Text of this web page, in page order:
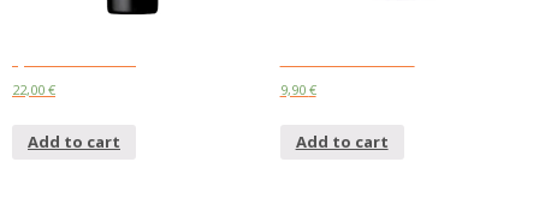
22,00 €
Add to cart
9,90 €
Add to cart